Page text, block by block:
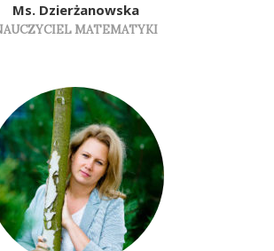
Ms. Dzierżanowska
MATEMATYKI